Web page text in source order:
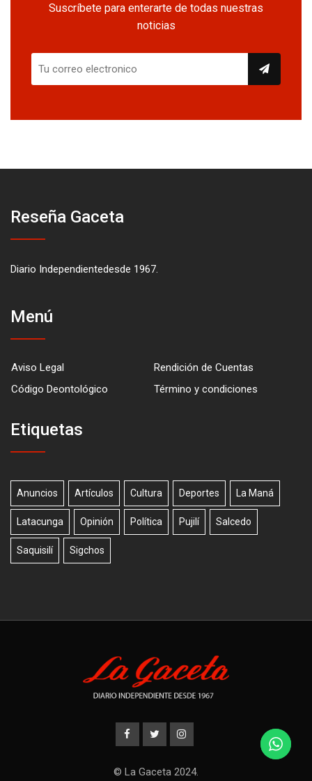
Suscríbete para enterarte de todas nuestras
noticias
Reseña Gaceta
Diario Independientedesde 1967.
Menú
Aviso Legal
Rendición de Cuentas
Código Deontológico
Término y condiciones
Etiquetas
Anuncios Artículos Cultura Deportes La Maná
Latacunga Opinión Política Pujilí Salcedo
Saquisilí Sigchos
© La Gaceta 2024.